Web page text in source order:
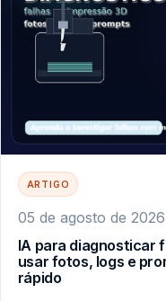
ARTIGO
05 de agosto de 2026
IA para diagnosticar
usar fotos, logs e
rápido